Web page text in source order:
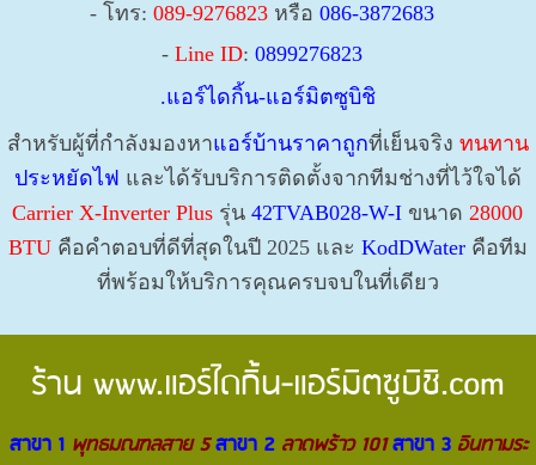
- โทร: 089-9276823หรือ 086-3872683
- Line ID: 0899276823
.แอร์ไดกิ้น-แอร์มิตซูบิชิ
สำหรับผู้ที่กำลังมองหาแอร์บ้านราคาถูกที่เย็นจริง ทนทาน
ประหยัดไฟ และได้รับบริการติดตั้งจากทีมช่างที่ไว้ใจได้
Carrier X-Inverter Plus รุ่น 42TVAB028-W-I ขนาด28000
BTUคือคำตอบที่ดีที่สุดในปี 2025 และ KodDWaterคือทีม
ที่พร้อมให้บริการคุณครบจบในที่เดียว
ร้าน www.แอร์ไดกิ้น-แอร์มิตซูบิชิ.com
สาขา 1พุทธมณฑลสาย 5 สาขา 2ลาดพร้าว 101 สาขา 3 อินทามระ